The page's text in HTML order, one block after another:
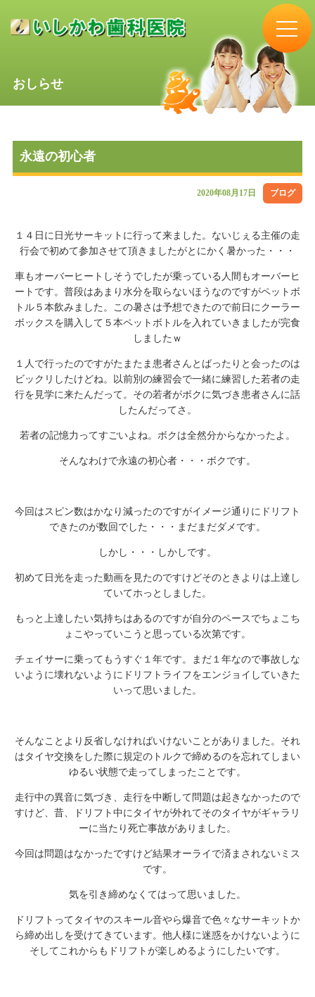
おしらせ
永遠の初心者
2020年08月17日 ブログ
１４日に日光サーキットに行って来ました。ないじぇる主催の走
行会で初めて参加させて頂きましたがとにかく暑かった・・・
車もオーバーヒートしそうでしたが乗っている人間もオーバーヒ
ートです。普段はあまり水分を取らないほうなのですがペットボ
トル５本飲みました。この暑さは予想できたので前日にクーラー
ボックスを購入して５本ペットボトルを入れていきましたが完食
しましたｗ
１人で行ったのですがたまたま患者さんとばったりと会ったのは
ビックリしたけどね。以前別の練習会で一緒に練習した若者の走
行を見学に来たんだって。その若者がボクに気づき患者さんに話
したんだってさ。
若者の記憶力ってすごいよね。ボクは全然分からなかったよ。
そんなわけで永遠の初心者・・・ボクです。
今回はスピン数はかなり減ったのですがイメージ通りにドリフト
できたのが数回でした・・・まだまだダメです。
しかし・・・しかしです。
初めて日光を走った動画を見たのですけどそのときよりは上達し
ていてホっとしました。
もっと上達したい気持ちはあるのですが自分のペースでちょこち
ょこやっていこうと思っている次第です。
チェイサーに乗ってもうすぐ１年です。まだ１年なので事故しな
いように壊れないようにドリフトライフをエンジョイしていきた
いって思いました。
そんなことより反省しなければいけないことがありました。それ
はタイヤ交換をした際に規定のトルクで締めるのを忘れてしまい
ゆるい状態で走ってしまったことです。
走行中の異音に気づき、走行を中断して問題は起きなかったので
すけど、昔、ドリフト中にタイヤが外れてそのタイヤがギャラリ
ーに当たり死亡事故がありました。
今回は問題はなかったですけど結果オーライで済まされないミス
です。
気を引き締めなくてはって思いました。
ドリフトってタイヤのスキール音やら爆音で色々なサーキットか
ら締め出しを受けてきています。他人様に迷惑をかけないように
そしてこれからもドリフトが楽しめるようにしたいです。